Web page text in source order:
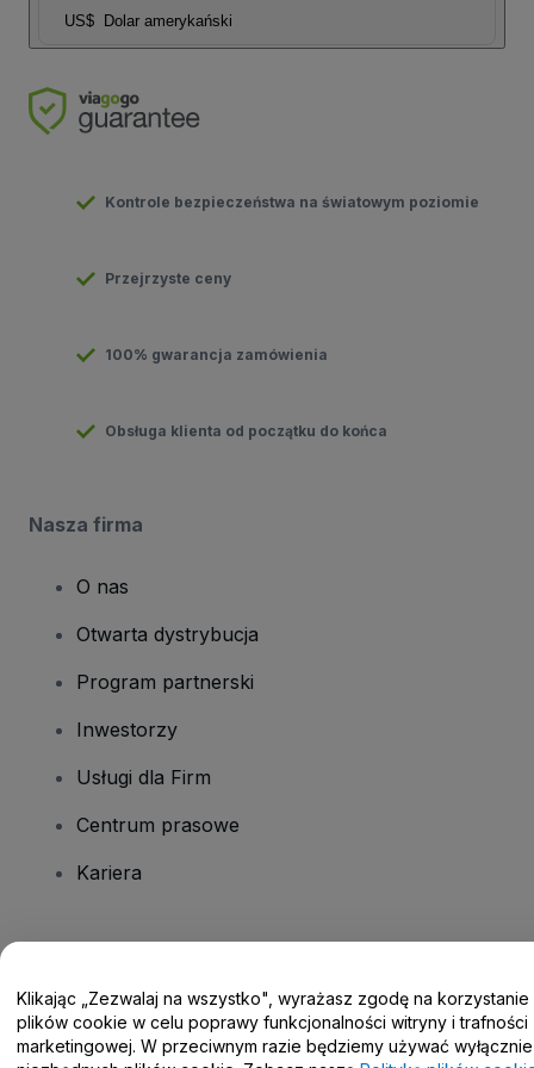
US$ Dolar amerykański
Kontrole bezpieczeństwa na światowym poziomie
Przejrzyste ceny
100% gwarancja zamówienia
Obsługa klienta od początku do końca
Nasza firma
O nas
Otwarta dystrybucja
Program partnerski
Inwestorzy
Usługi dla Firm
Centrum prasowe
Kariera
Centrum pomocy / Skontaktuj się z nami
Klikając „Zezwalaj na wszystko", wyrażasz zgodę na korzystanie
plików cookie w celu poprawy funkcjonalności witryny i trafności
marketingowej. W przeciwnym razie będziemy używać wyłącznie